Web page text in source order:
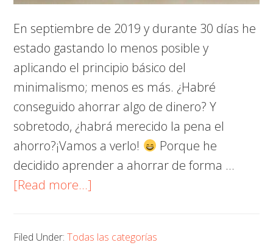
En septiembre de 2019 y durante 30 días he
estado gastando lo menos posible y
aplicando el principio básico del
minimalismo; menos es más. ¿Habré
conseguido ahorrar algo de dinero? Y
sobretodo, ¿habrá merecido la pena el
ahorro?¡Vamos a verlo!
Porque he
decidido aprender a ahorrar de forma …
[Read more...]
ahorrando
Filed Under:Todas las categorías